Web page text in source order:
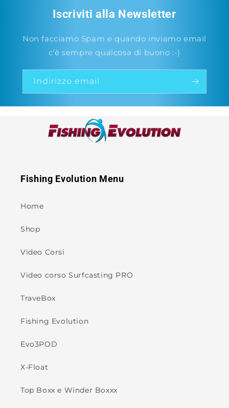
Iscriviti alla Newsletter
Non facciamo Spam e quando inviamo email
c'è sempre qualcosa di buono :-)
Indirizzo email
Fishing Evolution Menu
Home
Shop
Video Corsi
Video corso Surfcasting PRO
TraveBox
Fishing Evolution
Evo3POD
X-Float
Top Boxx e Winder Boxxx